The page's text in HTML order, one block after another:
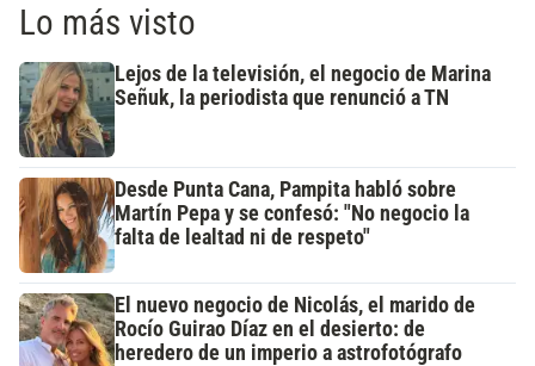
Lo más visto
Lejos de la televisión, el negocio de Marina
Señuk, la periodista que renunció a TN
Desde Punta Cana, Pampita habló sobre
Martín Pepa y se confesó: "No negocio la
falta de lealtad ni de respeto"
El nuevo negocio de Nicolás, el marido de
Rocío Guirao Díaz en el desierto: de
heredero de un imperio a astrofotógrafo